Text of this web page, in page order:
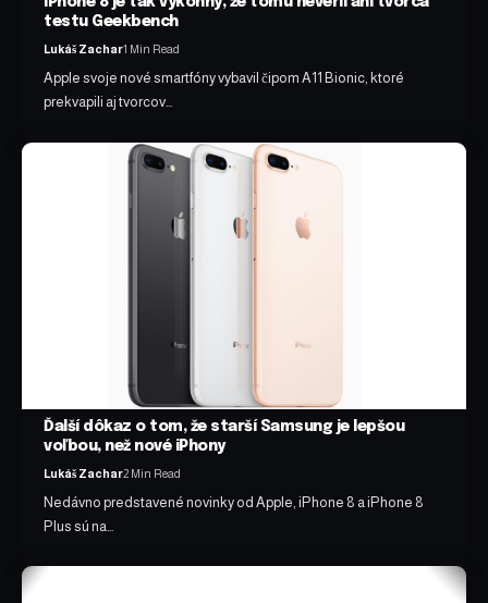
testu Geekbench
Lukáš Zachar1 Min Read
Apple svoje nové smartfóny vybavil čipom A11 Bionic, ktoré
prekvapili aj tvorcov…
Ďalší dôkaz o tom, že starší Samsung je lepšou
voľbou, než nové iPhony
Lukáš Zachar2 Min Read
Nedávno predstavené novinky od Apple, iPhone 8 a iPhone 8
Plus sú na…